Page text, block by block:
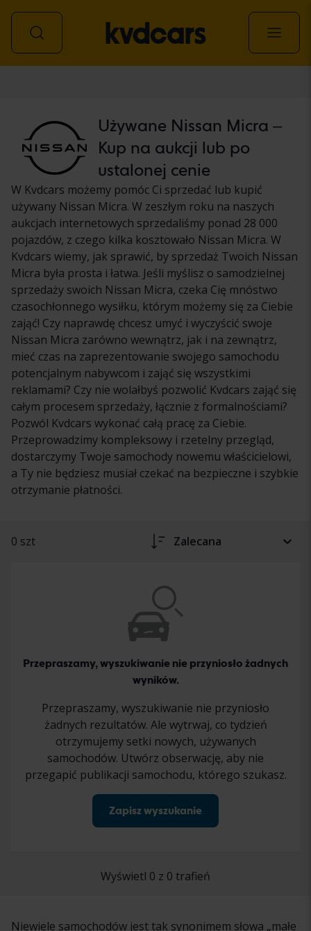
Używane Nissan Micra –
Kup na aukcji lub po
ustalonej cenie
W Kvdcars możemy pomóc Ci sprzedać lub kupić
używany Nissan Micra. W zeszłym roku na naszych
aukcjach internetowych sprzedaliśmy ponad 28 000
pojazdów, z czego kilka kosztowało Nissan Micra. W
Kvdcars wiemy, jak sprawić, by sprzedaż Twoich Nissan
Micra była prosta i łatwa. Jeśli myślisz o samodzielnej
sprzedaży swoich Nissan Micra, czeka Cię mnóstwo
czasochłonnego wysiłku, którym możemy się za Ciebie
zająć! Czy naprawdę chcesz umyć i wyczyścić swoje
Nissan Micra zarówno wewnątrz, jak i na zewnątrz,
mieć czas na zaprezentowanie swojego samochodu
potencjalnym nabywcom i zająć się wszystkimi
reklamami? Czy nie wolałbyś pozwolić Kvdcars zająć się
całym procesem sprzedaży, łącznie z formalnościami?
Pozwól Kvdcars wykonać całą pracę za Ciebie.
Przeprowadzimy kompleksowy i rzetelny przegląd,
dostarczymy Twoje samochody nowemu właścicielowi,
a Ty nie będziesz musiał czekać na bezpieczne i szybkie
otrzymanie płatności.
0 szt Zalecana
Przepraszamy, wyszukiwanie nie przyniosło żadnych
wyników.
Przepraszamy, wyszukiwanie nie przyniosło
żadnych rezultatów. Ale wytrwaj, co tydzień
otrzymujemy setki nowych, używanych
samochodów. Utwórz obserwację, aby nie
przegapić publikacji samochodu, którego szukasz.
Zapisz wyszukanie
Wyświetl 0 z 0 trafień
Niewiele samochodów jest tak synonimem słowa „małe